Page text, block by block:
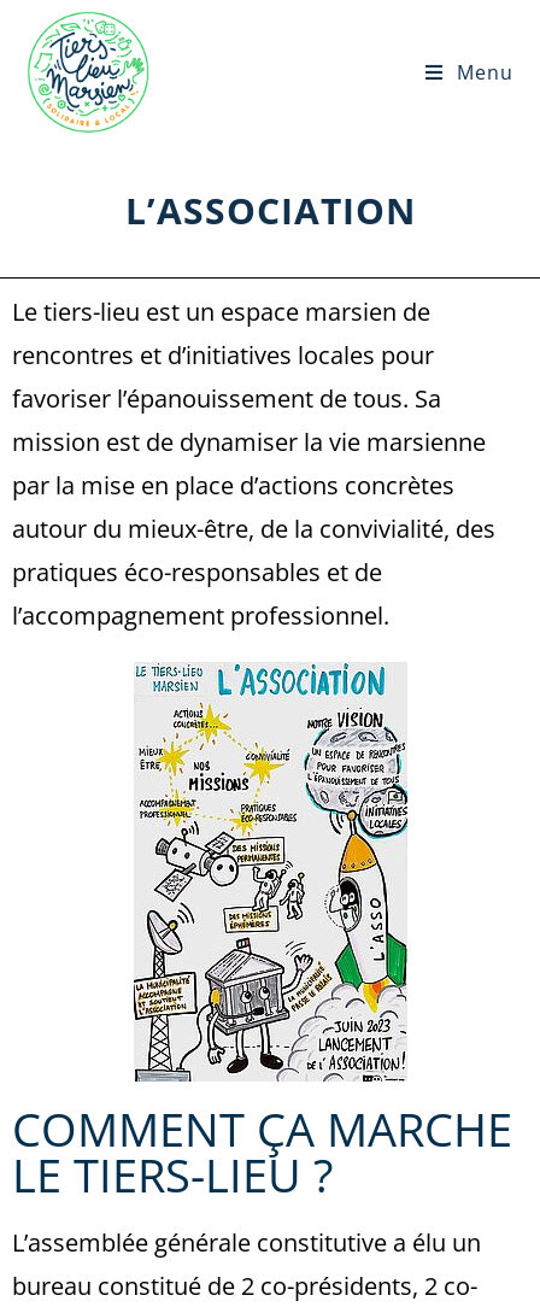
Menu
L’ASSOCIATION
Le tiers-lieu est un espace marsien de
rencontres et d’initiatives locales pour
favoriser l’épanouissement de tous. Sa
mission est de dynamiser la vie marsienne
par la mise en place d’actions concrètes
autour du mieux-être, de la convivialité, des
pratiques éco-responsables et de
l’accompagnement professionnel.
COMMENT ÇA MARCHE
LE TIERS-LIEU ?
L’assemblée générale constitutive a élu un
bureau constitué de 2 co-présidents, 2 co-